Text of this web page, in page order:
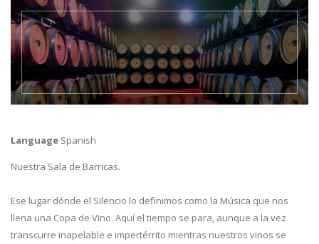
Language Spanish
Nuestra Sala de Barricas.
Ese lugar dónde el Silencio lo definimos como la Música que nos
llena una Copa de Vino. Aquí el tiempo se para, aunque a la vez
transcurre inapelable e impertérrito mientras nuestros vinos se